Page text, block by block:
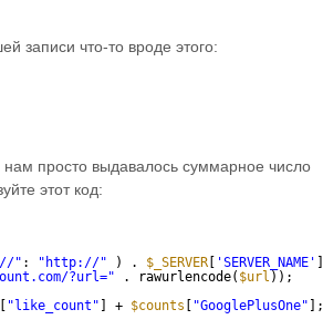
записи что-то вроде этого:
просто выдавалось суммарное число
этот код:
" : " http://" ) . $_SERVER 'SERVER_NAME'
?url=" . rawurlencode( $url ));
"like_count" ] + $counts "GooglePlusOne" ];